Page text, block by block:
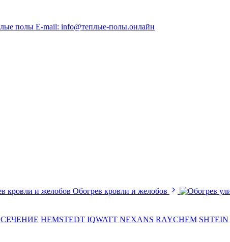
E-mail: info@теплые-полы.онлайн
Обогрев кровли и желобов
HEMSTEDT IQWATT NEXANS RAYCHEM SHTEIN